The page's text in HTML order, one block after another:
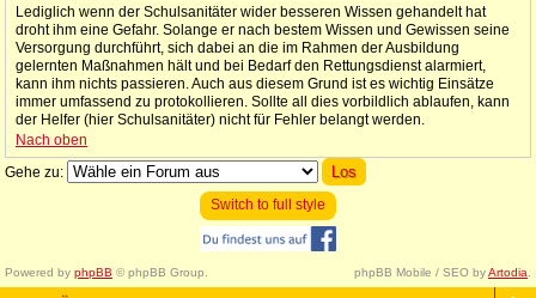
Lediglich wenn der Schulsanitäter wider besseren Wissen gehandelt hat
droht ihm eine Gefahr. Solange er nach bestem Wissen und Gewissen seine
Versorgung durchführt, sich dabei an die im Rahmen der Ausbildung
gelernten Maßnahmen hält und bei Bedarf den Rettungsdienst alarmiert,
kann ihm nichts passieren. Auch aus diesem Grund ist es wichtig Einsätze
immer umfassend zu protokollieren. Sollte all dies vorbildlich ablaufen, kann
der Helfer (hier Schulsanitäter) nicht für Fehler belangt werden.
Nach oben
Gehe zu:
Switch to full style
Powered by phpBB © phpBB Group. phpBB Mobile / SEO byArtodia